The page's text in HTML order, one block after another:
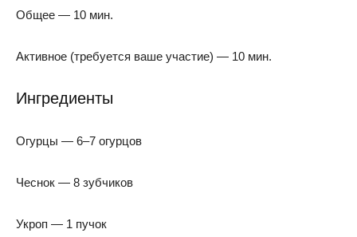
Общее — 10 мин.
Активное (требуется ваше участие) — 10 мин.
Ингредиенты
Огурцы — 6–7 огурцов
Чеснок — 8 зубчиков
Укроп — 1 пучок